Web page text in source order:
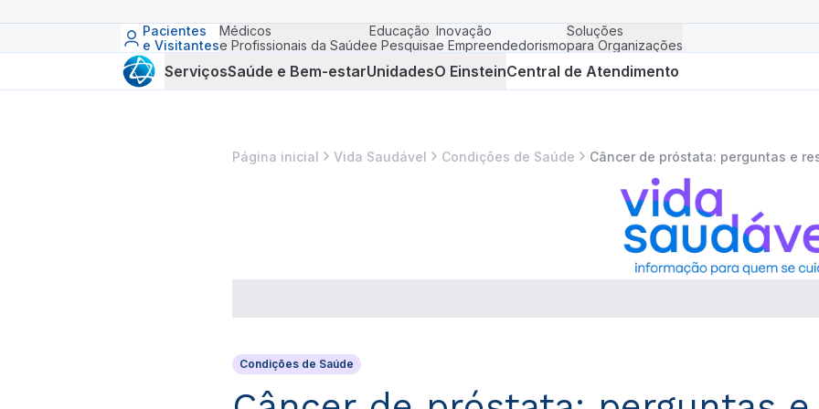
Pacientes
e Visitantes
Médicos
e Profissionais da Saúde
Educação
e Pesquisa
Inovação
e Empreendedorismo
Soluções
para Organizações
ServiçosSaúde e Bem-estarUnidadesO EinsteinCentral de Atendimento
Página inicial Vida Saudável Condições de Saúde Câncer de próstata: perguntas e
Condições de Saúde